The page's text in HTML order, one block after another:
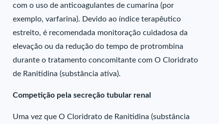
com o uso de anticoagulantes de cumarina (por
exemplo, varfarina). Devido ao índice terapêutico
estreito, é recomendada monitoração cuidadosa da
elevação ou da redução do tempo de protrombina
durante o tratamento concomitante com O Cloridrato
de Ranitidina (substância ativa).
Competição pela secreção tubular renal
Uma vez que O Cloridrato de Ranitidina (substância